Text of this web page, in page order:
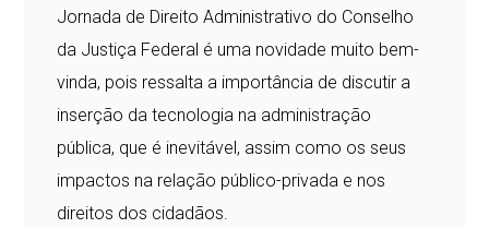
Jornada de Direito Administrativo do Conselho
da Justiça Federal é uma novidade muito bem-
vinda, pois ressalta a importância de discutir a
inserção da tecnologia na administração
pública, que é inevitável, assim como os seus
impactos na relação público-privada e nos
direitos dos cidadãos.